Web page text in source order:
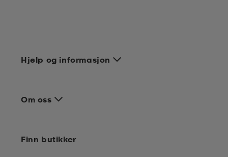
Hjelp og informasjon
Om oss
Finn butikker